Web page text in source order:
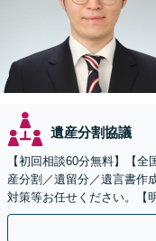
遺産分割協議
【初回相談60分無料】【
産分割／遺留分／遺言書作
対策等お任せください。【
話相談可】